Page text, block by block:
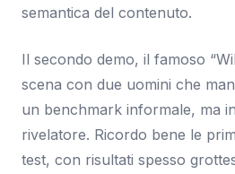
semantica del contenuto.
Il secondo demo, il famoso
scena con due uomini che
un benchmark informale, ma
rivelatore. Ricordo bene le
test, con risultati spesso